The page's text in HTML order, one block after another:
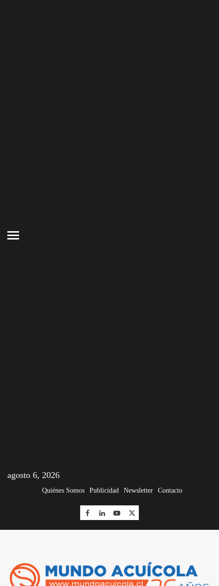
agosto 6, 2026
Quiénes Somos Publicidad Newsletter Contacto